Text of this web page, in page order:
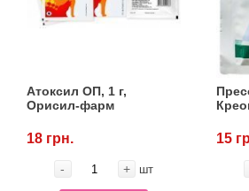
Атоксил ОП, 1 г,
Орисил-фарм
18 грн.
- + шт
15
Vet Diet Canine Wet -
Лежаки, будиночки, охолоджуючи
килимки